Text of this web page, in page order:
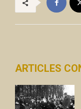
ARTICLES